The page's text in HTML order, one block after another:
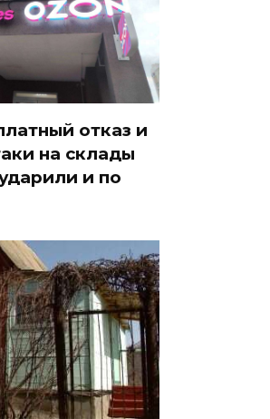
отказ и
на склады
и по